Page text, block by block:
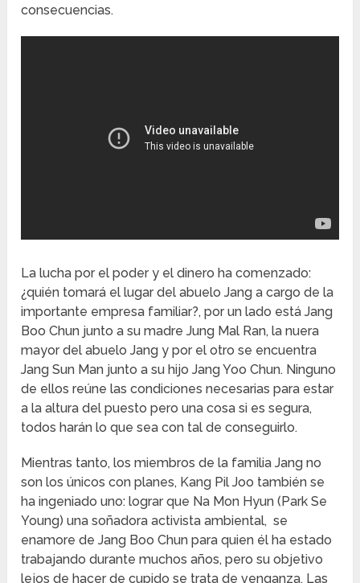
consecuencias.
La lucha por el poder y el dinero ha comenzado:
¿quién tomará el lugar del abuelo Jang a cargo de la
importante empresa familiar?, por un lado está Jang
Boo Chun junto a su madre Jung Mal Ran, la nuera
mayor del abuelo Jang y por el otro se encuentra
Jang Sun Man junto a su hijo Jang Yoo Chun. Ninguno
de ellos reúne las condiciones necesarias para estar
a la altura del puesto pero una cosa si es segura,
todos harán lo que sea con tal de conseguirlo.
Mientras tanto, los miembros de la familia Jang no
son los únicos con planes, Kang Pil Joo también se
ha ingeniado uno: lograr que Na Mon Hyun (Park Se
Young) una soñadora activista ambiental, se
enamore de Jang Boo Chun para quien él ha estado
trabajando durante muchos años, pero su objetivo
lejos de hacer de cupido se trata de venganza. Las